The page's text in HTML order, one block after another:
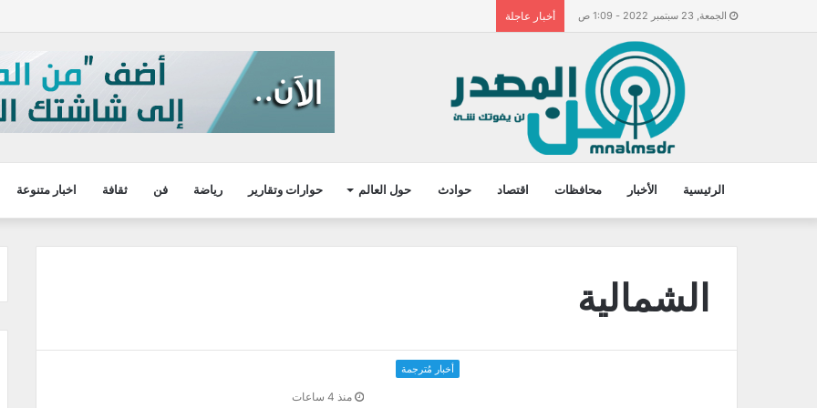
الجمعة, 23 سبتمبر 2022 - 1:09 ص أخبار عاجلة
الرئيسية الأخبار محافظات اقتصاد حوادث حول العالم حوارات وتقارير رياضة فن ثقافة اخبار متنوعة
الشمالية
أخبار مُترجمة
منذ 4 ساعات